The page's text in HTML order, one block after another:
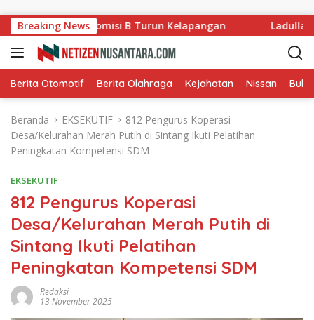
Breaking News
Komisi B Turun Kelapangan Ladullah
Berita Otomotif Berita Olahraga Kejahatan Nissan
Beranda EKSEKUTIF
812 Pengurus Koperasi
Desa/Kelurahan Merah Putih di Sintang Ikuti Pelatihan
Peningkatan Kompetensi SDM
EKSEKUTIF
812 Pengurus Koperasi
Desa/Kelurahan Merah Putih di
Sintang Ikuti Pelatihan
Peningkatan Kompetensi SDM
Redaksi
13 November 2025